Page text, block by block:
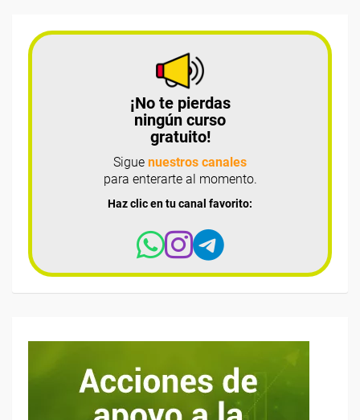
¡No te pierdas
ningún curso
gratuito!
Sigue nuestros canales
para enterarte al momento.
Haz clic en tu canal favorito: